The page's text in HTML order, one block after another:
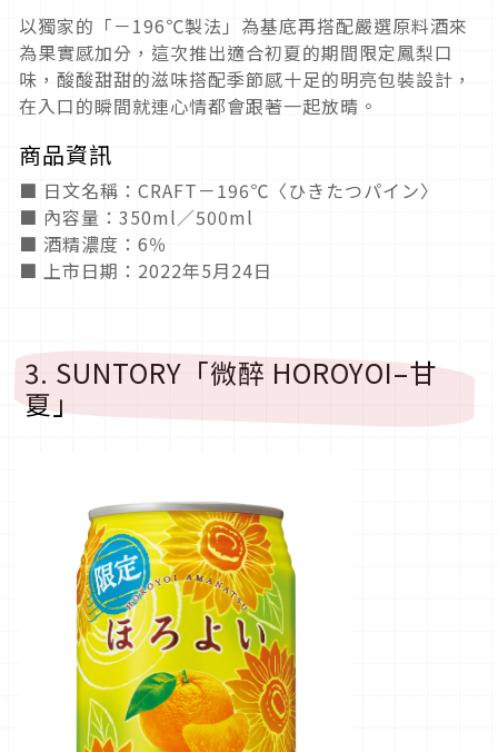
以獨家的「－196℃製法」為基底再搭配嚴選原料酒來
為果實感加分，這次推出適合初夏的期間限定鳳梨口
味，酸酸甜甜的滋味搭配季節感十足的明亮包裝設計，
在入口的瞬間就連心情都會跟著一起放晴。
商品資訊
■ 日文名稱：CRAFT－196℃〈ひきたつパイン〉
■ 內容量：350ml／500ml
■ 酒精濃度：6％
■ 上市日期：2022年5月24日
3. SUNTORY「微醉 HOROYOI–甘
夏」